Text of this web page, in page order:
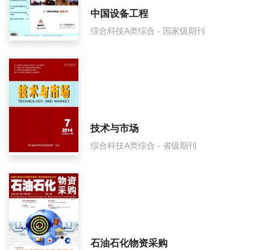
杭州化工面费如何收取？
杭州化工是什么级别刊物？
杭州化工审稿要多久？
杭州化工是国家级期刊吗？
中国设备工程
综合科技A类综合 - 国家级期刊
技术与市场
综合科技A类综合 - 省级期刊
石油石化物资采购